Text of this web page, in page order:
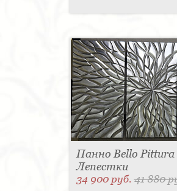
Панно Bello Pittura
Лепестки
34 900 руб.41 880